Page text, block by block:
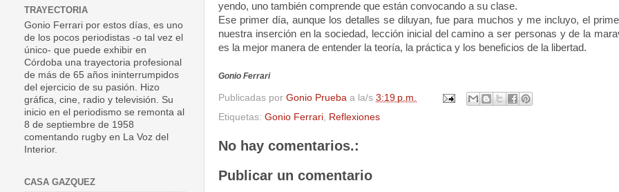
yendo, uno también comprende que están convocando a su clase.
Ese primer día, aunque los detalles se diluyan, fue para muchos y me incluyo, el
nuestra inserción en la sociedad, lección inicial del camino a ser personas y de la
es la mejor manera de entender la teoría, la práctica y los beneficios de la libertad.
Gonio Ferrari
Publicadas por Gonio Prueba a la/s 3:19 p.m.
Etiquetas: Gonio Ferrari Reflexiones
No hay comentarios.:
Publicar un comentario
TRAYECTORIA
Gonio Ferrari por estos días, es uno
de los pocos periodistas -o tal vez el
único- que puede exhibir en
Córdoba una trayectoria profesional
de más de 65 años ininterrumpidos
del ejercicio de su pasión. Hizo
gráfica, cine, radio y televisión. Su
inicio en el periodismo se remonta al
8 de septiembre de 1958
comentando rugby en La Voz del
Interior.
CASA GAZQUEZ